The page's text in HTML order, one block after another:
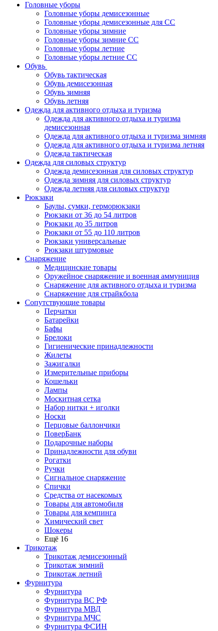
Головные уборы
Головные уборы демисезонные
Головные уборы демисезонные для СС
Головные уборы зимние
Головные уборы зимние СС
Головные уборы летние
Головные уборы летние СС
Обувь
Обувь тактическая
Обувь демисезонная
Обувь зимняя
Обувь летняя
Одежда для активного отдыха и туризма
Одежда для активного отдыха и туризма
демисезонная
Одежда для активного отдыха и туризма зимняя
Одежда для активного отдыха и туризма летняя
Одежда тактическая
Одежда для силовых структур
Одежда демисезонная для силовых структур
Одежда зимняя для силовых структур
Одежда летняя для силовых структур
Рюкзаки
Баулы, сумки, герморюкзаки
Рюкзаки от 36 до 54 литров
Рюкзаки до 35 литров
Рюкзаки от 55 до 110 литров
Рюкзаки универсальные
Рюкзаки штурмовые
Снаряжение
Медицинские товары
Оружейное снаряжение и военная аммуниция
Снаряжение для активного отдыха и туризма
Снаряжение для страйкбола
Сопутствующие товары
Перчатки
Батарейки
Бафы
Брелоки
Гигиенические принадлежности
Жилеты
Зажигалки
Измерительные приборы
Кошельки
Лампы
Москитная сетка
Набор нитки + иголки
Носки
Перцовые баллончики
ПоверБанк
Подарочные наборы
Принадлежности для обуви
Рогатки
Ручки
Сигнальное снаряжение
Спички
Средства от насекомых
Товары для автомобиля
Товары для кемпинга
Химический свет
Шокеры
Ещё 16
Трикотаж
Трикотаж демисезонный
Трикотаж зимний
Трикотаж летний
Фурнитура
Фурнитура
Фурнитура ВС РФ
Фурнитура МВД
Фурнитура МЧС
Фурнитура ФСИН